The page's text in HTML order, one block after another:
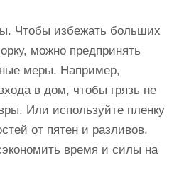
Чтобы избежать больших
можно предпринять
меры. Например,
в дом, чтобы грязь не
Или используйте пленку
от пятен и разливов.
время и силы на